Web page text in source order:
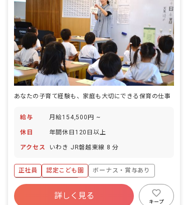
あなたの子育て経験も、家庭も大切にできる保育の仕事
給与 月給154,500円 ~
休日 年間休日120日以上
アクセス いわき JR磐越東線 8 分
正社員 認定こども園
ボーナス・賞与あり
年間休日120日以上
寮・住宅・家賃補助あり
社会保険完備
詳しく見る
キープ